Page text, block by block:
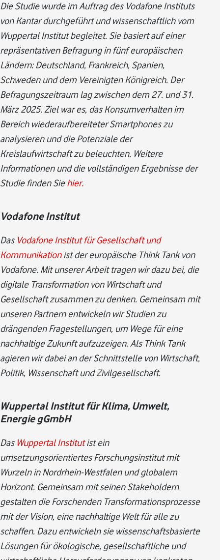
Die Studie wurde im Auftrag des Vodafone Instituts
von Kantar durchgeführt und wissenschaftlich vom
Wuppertal Institut begleitet. Sie basiert auf einer
repräsentativen Befragung in fünf europäischen
Ländern: Deutschland, Frankreich, Spanien,
Schweden und dem Vereinigten Königreich. Der
Befragungszeitraum lag zwischen dem 27. und 31.
März 2025. Ziel war es, das Konsumverhalten im
Bereich wiederaufbereiteter Smartphones zu
analysieren und die Potenziale der
Kreislaufwirtschaft zu beleuchten. Weitere
Informationen und die vollständigen Ergebnisse der
Studie finden Siehier.
Vodafone Institut
Das Vodafone Institut für Gesellschaft und
Kommunikationist der europäische Think Tank von
Vodafone. Mit unserer Arbeit tragen wir dazu bei, die
digitale Transformation von Wirtschaft und
Gesellschaft zusammen zu denken. Gemeinsam mit
unseren Partnern entwickeln wir Studien zu
drängenden Fragestellungen, um Wege für eine
nachhaltige Zukunft aufzuzeigen. Als Think Tank
agieren wir dabei an der Schnittstelle von Wirtschaft,
Politik, Wissenschaft und Zivilgesellschaft.
Wuppertal Institut für Klima, Umwelt,
Energie gGmbH
Das Wuppertal Institutist ein
umsetzungsorientiertes Forschungsinstitut mit
Wurzeln in Nordrhein-Westfalen und globalem
Horizont. Gemeinsam mit seinen Stakeholdern
gestalten die Forschenden Transformationsprozesse
mit der Vision, eine nachhaltige Welt für alle zu
schaffen. Dazu entwickeln sie wissenschaftsbasierte
Lösungen für ökologische, gesellschaftliche und